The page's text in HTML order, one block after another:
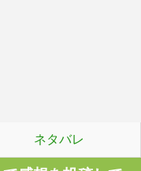
ネタバレ